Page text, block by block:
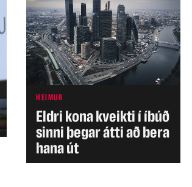
HEIMUR
Eldri kona kveikti í íbúð
sinni þegar átti að bera
hana út